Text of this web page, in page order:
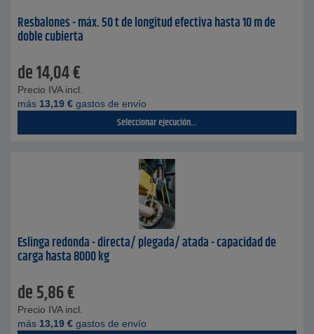
Resbalones - máx. 50 t de longitud efectiva hasta 10 m de
doble cubierta
de14,04€
Precio IVA incl.
más 13,19 € gastos de envío
Seleccionar ejecución...
Eslinga redonda - directa/ plegada/ atada - capacidad de
carga hasta 8000 kg
de5,86€
Precio IVA incl.
más 13,19 € gastos de envío